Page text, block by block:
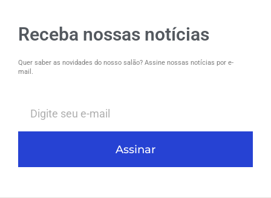
Receba nossas notícias
Quer saber as novidades do nosso salão? Assine nossas notícias por e-
mail.
Assinar